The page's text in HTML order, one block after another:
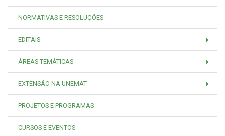
NORMATIVAS E RESOLUÇÕES
EDITAIS
ÁREAS TEMÁTICAS
EXTENSÃO NA UNEMAT
PROJETOS E PROGRAMAS
CURSOS E EVENTOS